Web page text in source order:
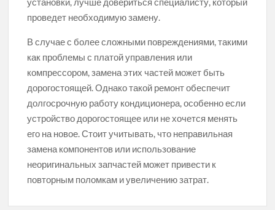
проведет необходимую замену.
В случае с более сложными повреждениями, такими
как проблемы с платой управления или
компрессором, замена этих частей может быть
дорогостоящей. Однако такой ремонт обеспечит
долгосрочную работу кондиционера, особенно если
устройство дорогостоящее или не хочется менять
его на новое. Стоит учитывать, что неправильная
замена компонентов или использование
неоригинальных запчастей может привести к
повторным поломкам и увеличению затрат.